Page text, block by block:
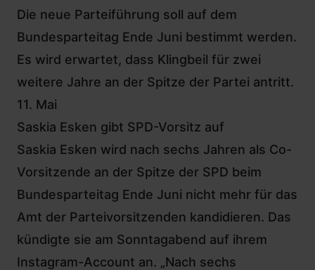
Die neue Parteiführung soll auf dem
Bundesparteitag Ende Juni bestimmt werden.
Es wird erwartet, dass Klingbeil für zwei
weitere Jahre an der Spitze der Partei antritt.
11. Mai
Saskia Esken gibt SPD-Vorsitz auf
Saskia Esken wird nach sechs Jahren als Co-
Vorsitzende an der Spitze der SPD beim
Bundesparteitag Ende Juni nicht mehr für das
Amt der Parteivorsitzenden kandidieren. Das
kündigte sie am Sonntagabend auf ihrem
Instagram-Account an. „Nach sechs